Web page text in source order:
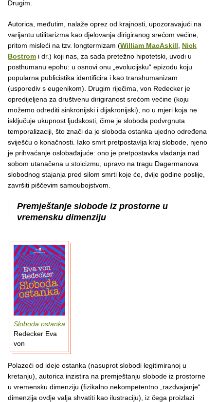
Drugim.
Autorica, međutim, nalaže oprez od krajnosti, upozoravajući na
varijantu utilitarizma kao djelovanja dirigiranog srećom većine,
pritom misleći na tzv. longtermizam (William MacAskill
Nick
Bostrom i dr.) koji nas, za sada pretežno hipotetski, uvodi u
posthumanu epohu: u osnovi onu „evolucijsku“ epizodu koju
popularna publicistika identificira i kao transhumanizam
(usporediv s eugenikom). Drugim riječima, von Redecker je
opredijeljena za društvenu dirigiranost srećom većine (koju
možemo odrediti sinkronijski i dijakronijski), no u mjeri koja ne
isključuje ukupnost ljudskosti, čime je sloboda podvrgnuta
temporalizaciji, što znači da je sloboda ostanka ujedno određena
sviješću o konačnosti. Iako smrt pretpostavlja kraj slobode, njeno
je prihvaćanje oslobađajuće: ono je pretpostavka vladanja nad
sobom utanačena u stoicizmu, upravo na tragu Dagermanova
slobodnog stajanja pred silom smrti koje će, dvije godine poslije,
završiti piščevim samoubojstvom.
Premještanje slobode iz prostorne u
vremensku dimenziju
Sloboda ostanka
Redecker Eva
von
Polazeći od ideje ostanka (nasuprot slobodi legitimiranoj u
kretanju), autorica inzistira na premještanju slobode iz prostorne
u vremensku dimenziju (fizikalno nekompetentno „razdvajanje“
dimenzija ovdje valja shvatiti kao ilustraciju), iz čega proizlazi